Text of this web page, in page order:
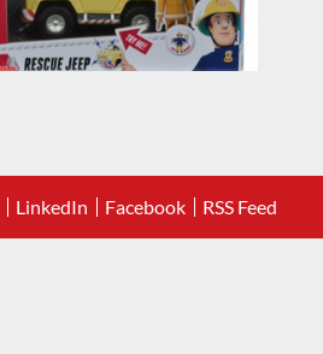
LinkedIn Facebook RSS Feed